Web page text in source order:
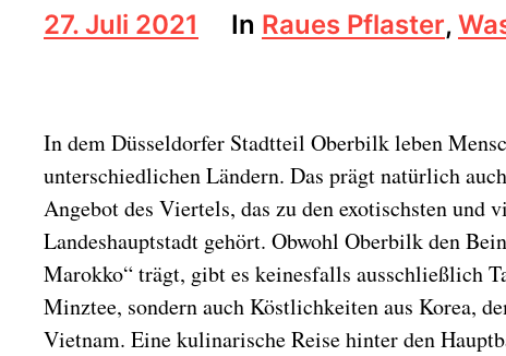
B
e
a
g
s
d
a
t
u
m
27. Juli 2021 In Raues Pflaster,
In dem Düsseldorfer Stadtteil Oberbilk leben
unterschiedlichen Ländern. Das prägt natürlich
Angebot des Viertels, das zu den exotischsten und
Landeshauptstadt gehört. Obwohl Oberbilk den
Marokko“ trägt, gibt es keinesfalls ausschließlich
Minztee, sondern auch Köstlichkeiten aus Korea,
Vietnam. Eine kulinarische Reise hinter den